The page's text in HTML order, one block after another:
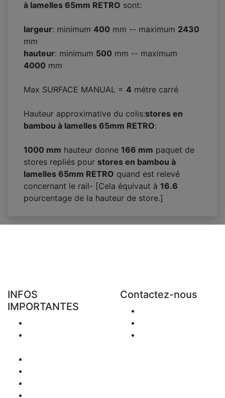
à lamelles 65mm RETRO sont:
largeur: minimum 400 mm -- maximum 2430
mm
hauteur: minimum 500 mm -- maximum
4000 mm
Max SURFACE MANUAL = 4 métre carré
Hauteur approximative du colis:stores en
bambou à lamelles 65mm RETRO:
1000 mm hauteur donne 166 mm paquet de
stores repliés pour stores en bambou à
lamelles 65mm RETRO quand est relevé
concernant le rail- [Cela équivaut à 16.6
pourcentage de la hauteur de store.]
INFOS
IMPORTANTES
Contactez-nous